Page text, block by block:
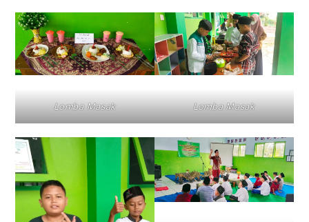
Lomba Masak Lomba Masak